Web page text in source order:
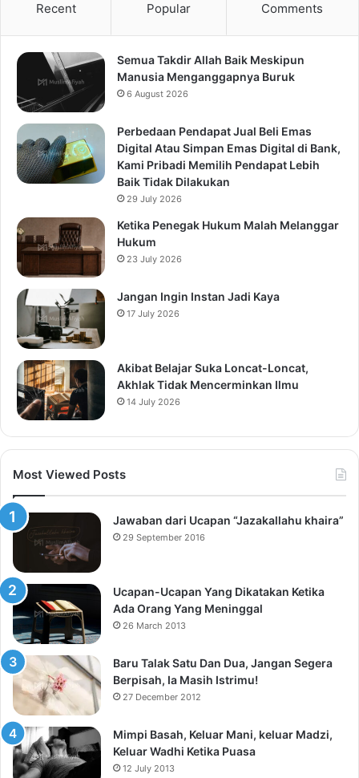
Recent Popular Comments
Semua Takdir Allah Baik Meskipun
Manusia Menganggapnya Buruk
6 August 2026
Perbedaan Pendapat Jual Beli Emas
Digital Atau Simpan Emas Digital di Bank,
Kami Pribadi Memilih Pendapat Lebih
Baik Tidak Dilakukan
29 July 2026
Ketika Penegak Hukum Malah Melanggar
Hukum
23 July 2026
Jangan Ingin Instan Jadi Kaya
17 July 2026
Akibat Belajar Suka Loncat-Loncat,
Akhlak Tidak Mencerminkan Ilmu
14 July 2026
Most Viewed Posts
Jawaban dari Ucapan “Jazakallahu khaira”
29 September 2016
Ucapan-Ucapan Yang Dikatakan Ketika
Ada Orang Yang Meninggal
26 March 2013
Baru Talak Satu Dan Dua, Jangan Segera
Berpisah, Ia Masih Istrimu!
27 December 2012
Mimpi Basah, Keluar Mani, keluar Madzi,
Keluar Wadhi Ketika Puasa
12 July 2013